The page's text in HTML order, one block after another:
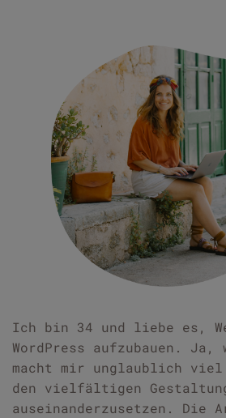
Ich bin 34 und liebe es,
WordPress aufzubauen.
macht mir unglaublich viel
den vielfältigen
auseinanderzusetzen. Die